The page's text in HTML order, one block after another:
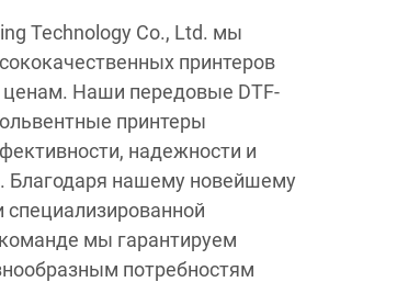
Technology Co., Ltd. мы
принтеров
ценам. Наши передовые DTF-
принтеры
надежности и
Благодаря нашему новейшему
мы гарантируем
потребностям